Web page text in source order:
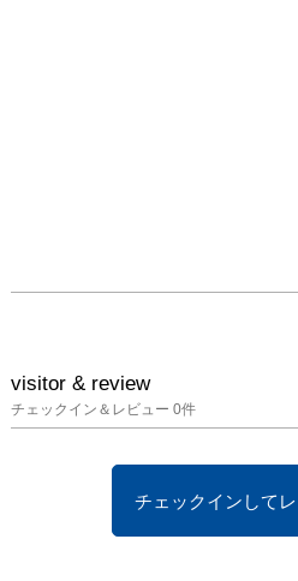
visitor & review
チェックイン＆レビュー 0件
チェックインして